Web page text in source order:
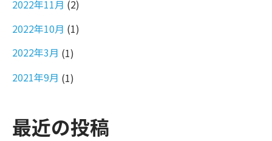
2022年11月 (2)
2022年10月 (1)
2022年3月 (1)
2021年9月 (1)
最近の投稿